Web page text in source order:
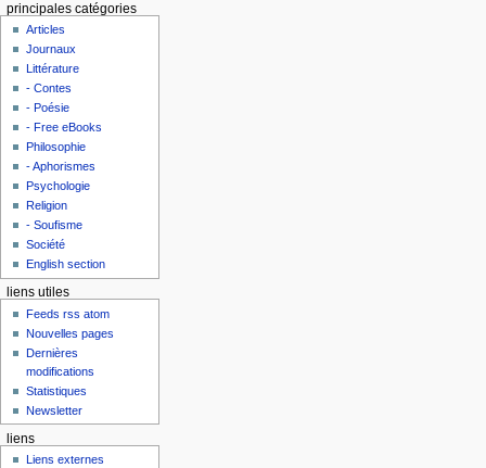
principales catégories
Articles
Journaux
Littérature
- Contes
- Poésie
- Free eBooks
Philosophie
- Aphorismes
Psychologie
Religion
- Soufisme
Société
English section
liens utiles
Feeds rss atom
Nouvelles pages
Dernières
modifications
Statistiques
Newsletter
liens
Liens externes